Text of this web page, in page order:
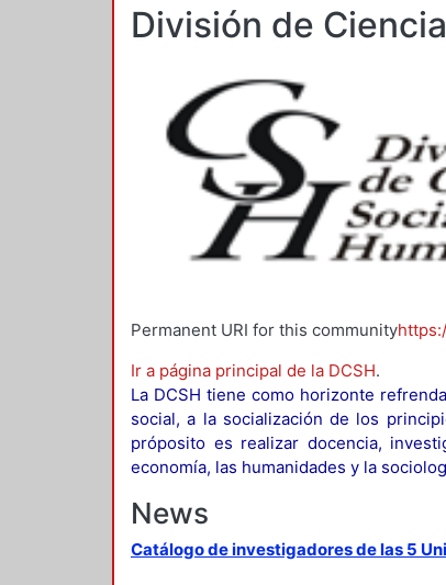
División de
Permanent URI for this community
Ir a página principal de la DCSH.
La DCSH tiene como horizonte
social, a la socialización de los
próposito es realizar docencia,
economía, las humanidades y la
News
Catálogo de investigadores de las 5